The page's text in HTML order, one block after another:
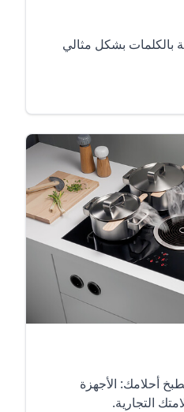
بالكلمات بشكل مثالي
أحلامك: الأجهزة
التجارية.